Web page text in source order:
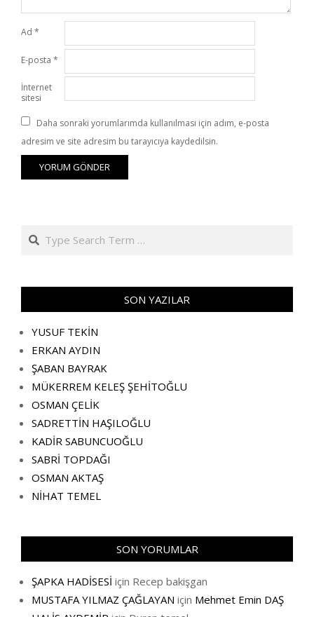
Ad *
E-posta *
İnternet
sitesi
Daha sonraki yorumlarımda kullanılması için adım, e-posta
adresim ve site adresim bu tarayıcıya kaydedilsin.
Search
SON YAZILAR
YUSUF TEKİN
ERKAN AYDIN
ŞABAN BAYRAK
MÜKERREM KELEŞ ŞEHİTOĞLU
OSMAN ÇELİK
SADRETTİN HAŞILOĞLU
KADİR SABUNCUOĞLU
SABRİ TOPDAĞI
OSMAN AKTAŞ
NİHAT TEMEL
SON YORUMLAR
ŞAPKA HADİSESİ için Recep bakişgan
MUSTAFA YILMAZ ÇAĞLAYAN için Mehmet Emin DAŞ